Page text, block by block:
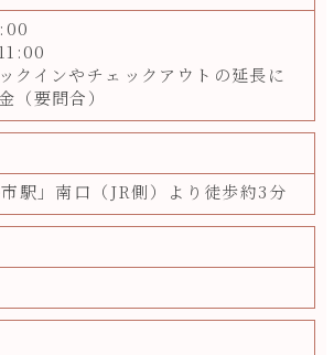
クインやチェックアウトの延長に
（要問合）
駅」南口（JR側）より徒歩約3分